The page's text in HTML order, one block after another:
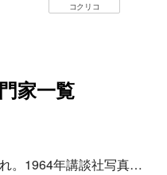
家一覧
。1964年講談社写真部